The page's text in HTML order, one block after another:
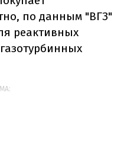
по данным "ВГЗ"
реактивных